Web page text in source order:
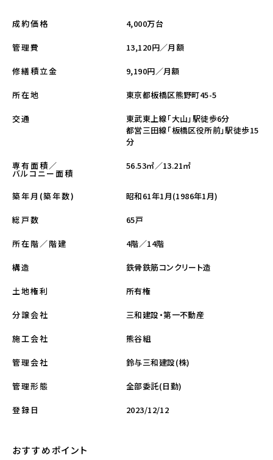
成約価格 4,000万台
管理費 13,120円／月額
修繕積立金 9,190円／月額
所在地 東京都板橋区熊野町45-5
交通
東武東上線「大山」駅徒歩6分
都営三田線「板橋区役所前」駅徒歩15
分
専有面積／
バルコニー面積
56.53㎡／13.21㎡
築年月(築年数) 昭和61年1月(1986年1月)
総戸数 65戸
所在階／階建 4階／14階
構造 鉄骨鉄筋コンクリート造
土地権利 所有権
分譲会社 三和建設・第一不動産
施工会社 熊谷組
管理会社 鈴与三和建設(株)
管理形態 全部委託(日勤)
登録日 2023/12/12
おすすめポイント